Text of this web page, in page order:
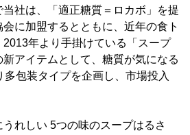
当社は、「適正糖質＝ロカボ」を提
に加盟するとともに、近年の食ト
年より手掛けている「スープ
アイテムとして、糖質が気になる
包装タイプを企画し、市場投入
れしい 5つの味のスープはるさ